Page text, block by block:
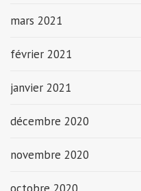
mars 2021
février 2021
janvier 2021
décembre 2020
novembre 2020